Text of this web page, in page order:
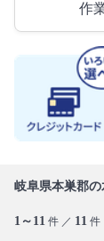
作
岐阜県本巣郡
1～11 件 ／ 11 件